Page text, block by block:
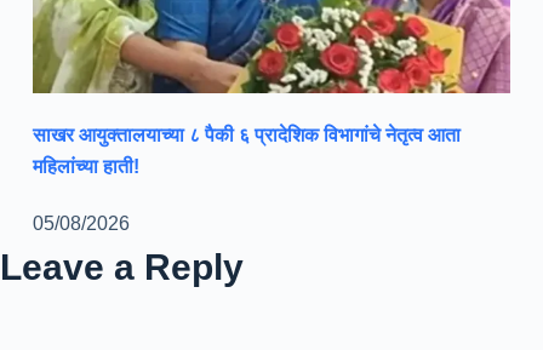
साखर आयुक्तालयाच्या ८ पैकी ६ प्रादेशिक विभागांचे नेतृत्व आता
महिलांच्या हाती!
05/08/2026
Leave a Reply